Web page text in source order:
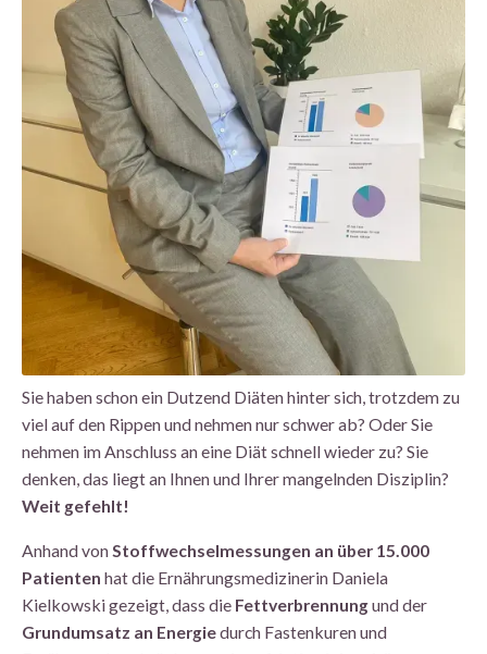
Sie haben schon ein Dutzend Diäten hinter sich, trotzdem zu
viel auf den Rippen und nehmen nur schwer ab? Oder Sie
nehmen im Anschluss an eine Diät schnell wieder zu? Sie
denken, das liegt an Ihnen und Ihrer mangelnden Disziplin?
Weit gefehlt!
Anhand von Stoffwechsel­messungen an über 15.000
Patienten hat die Ernährungs­medizinerin Daniela
Kielkowski gezeigt, dass die Fettverbrennungund der
Grundumsatz an Energiedurch Fasten­kuren und